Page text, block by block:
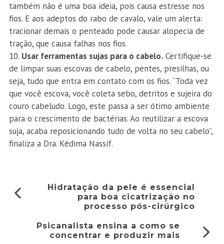
também não é uma boa ideia, pois causa estresse nos
fios. E aos adeptos do rabo de cavalo, vale um alerta:
tracionar demais o penteado pode causar alopecia de
tração, que causa falhas nos fios.
Usar ferramentas sujas para o cabelo.Certifique-se
de limpar suas escovas de cabelo, pentes, presilhas, ou
seja, tudo que entra em contato com os fios. “Toda vez
que você escova, você coleta sebo, detritos e sujeira do
couro cabeludo. Logo, este passa a ser ótimo ambiente
para o crescimento de bactérias. Ao reutilizar a escova
suja, acaba reposicionando tudo de volta no seu cabelo”,
finaliza a Dra. Kédima Nassif.
Hidratação da pele é essencial
para boa cicatrização no
processo pós-cirúrgico
Psicanalista ensina a como se
concentrar e produzir mais